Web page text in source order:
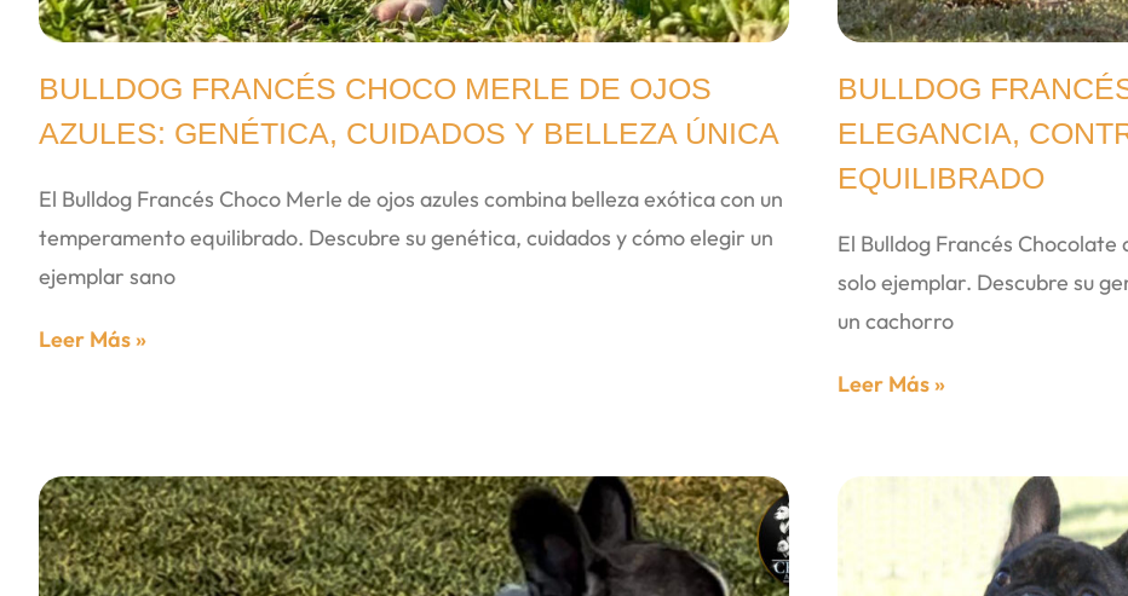
BULLDOG FRANCÉS CHOCO MERLE DE OJOS
AZULES: GENÉTICA, CUIDADOS Y BELLEZA ÚNICA
El Bulldog Francés Choco Merle de ojos azules combina belleza exótica con un
temperamento equilibrado. Descubre su genética, cuidados y cómo elegir un
ejemplar sano
Leer Más »
BULLDOG
ELEGANCIA,
EQUILIBRADO
El Bulldog Francés
solo ejemplar. Descubre su
un cachorro
Leer Más »